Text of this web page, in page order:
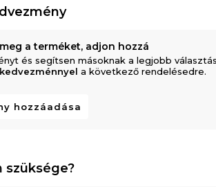
a terméket, adjon hozzá
és segítsen másoknak a legjobb
a következő rendelésedre.
hozzáadása
szüksége?